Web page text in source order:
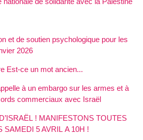
et de soutien psychologique pour les
2026
Est-ce un mot ancien...
à un embargo sur les armes et à
commerciaux avec Israël
! MANIFESTONS TOUTES
SAMEDI 5 AVRIL A 10H !